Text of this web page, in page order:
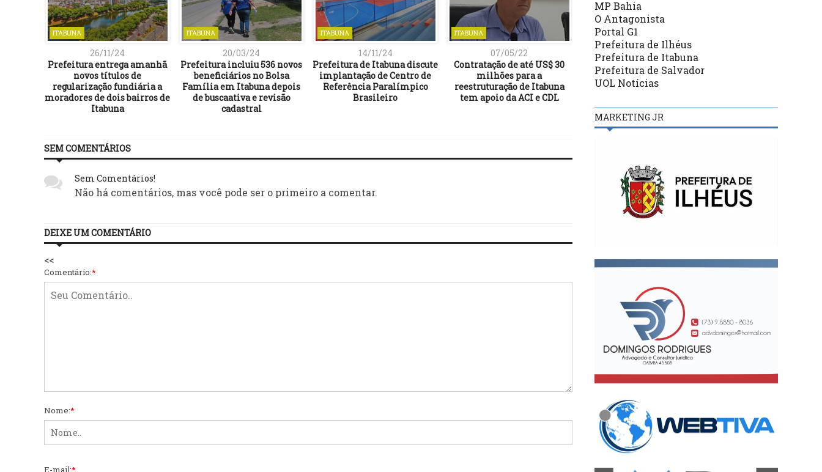
ITABUNA
26/11/24
Prefeitura entrega amanhã
novos títulos de
regularização fundiária a
moradores de dois bairros de
Itabuna
ITABUNA
20/03/24
Prefeitura incluiu 536 novos
beneficiários no Bolsa
Família em Itabuna depois
de buscaativa e revisão
cadastral
ITABUNA
14/11/24
Prefeitura de Itabuna discute
implantação de Centro de
Referência Paralímpico
Brasileiro
ITABUNA
07/05/22
Contratação de até US$ 30
milhões para a
reestruturação de Itabuna
tem apoio da ACI e CDL
ITABUNA
10/04/24
ITABUNA: ATENÇÃO
COMUNICADO “SAÚDE MAIS
PERTO”
peixes
SEM COMENTÁRIOS
Sem Comentários!
Não há comentários, mas você pode ser o primeiro a comentar.
DEIXE UM COMENTÁRIO
<<
Comentário:*
Nome:*
E-mail:*
MP Bahia
O Antagonista
Portal G1
Prefeitura de Ilhéus
Prefeitura de Itabuna
Prefeitura de Salvador
UOL Notícias
MARKETING JR